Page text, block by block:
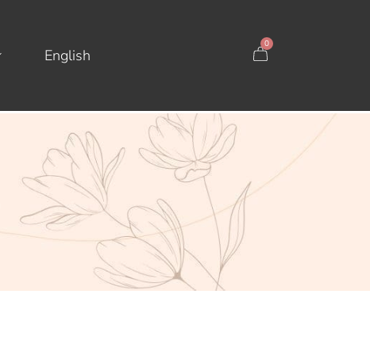
English
0